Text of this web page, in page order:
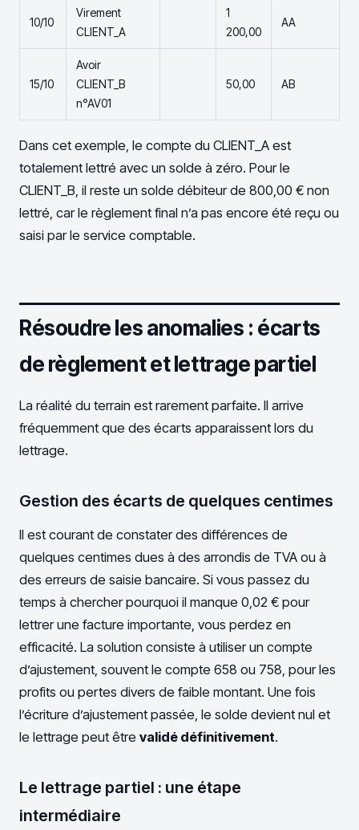
10/10
Virement
CLIENT_A
1
200,00
AA
15/10
Avoir
CLIENT_B
n°AV01
50,00 AB
Dans cet exemple, le compte du CLIENT_A est
totalement lettré avec un solde à zéro. Pour le
CLIENT_B, il reste un solde débiteur de 800,00 € non
lettré, car le règlement final n’a pas encore été reçu ou
saisi par le service comptable.
Résoudre les anomalies : écarts
de règlement et lettrage partiel
La réalité du terrain est rarement parfaite. Il arrive
fréquemment que des écarts apparaissent lors du
lettrage.
Gestion des écarts de quelques centimes
Il est courant de constater des différences de
quelques centimes dues à des arrondis de TVA ou à
des erreurs de saisie bancaire. Si vous passez du
temps à chercher pourquoi il manque 0,02 € pour
lettrer une facture importante, vous perdez en
efficacité. La solution consiste à utiliser un compte
d’ajustement, souvent le compte 658 ou 758, pour les
profits ou pertes divers de faible montant. Une fois
l’écriture d’ajustement passée, le solde devient nul et
le lettrage peut être validé définitivement.
Le lettrage partiel : une étape
intermédiaire